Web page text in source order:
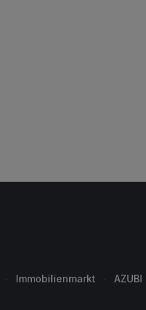
Immobilienmarkt AZUBI